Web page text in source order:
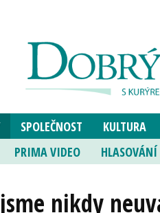
SPOLEČNOST KULTURA
PRIMA VIDEO HLASOVÁNÍ
nikdy